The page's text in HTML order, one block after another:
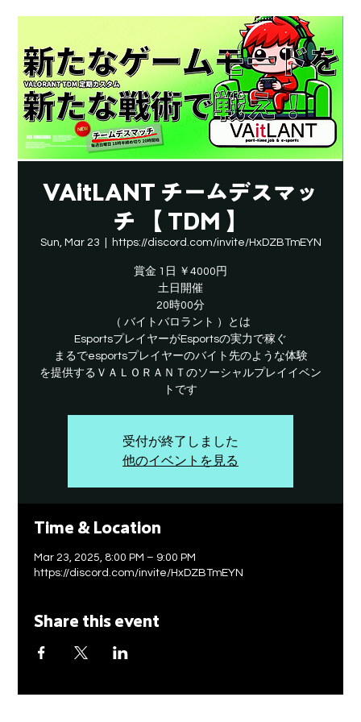
VAitLANT チームデスマッ
チ 【 TDM 】
Sun, Mar 23 https://discord.com/invite/HxDZBTmEYN
賞金 1日 ￥4000円
土日開催
20時00分
（ バイトバロラント ）とは
EsportsプレイヤーがEsportsの実力で稼ぐ
​まるでesportsプレイヤーのバイト先のような体験
を提供するＶＡＬＯＲＡＮＴのソーシャルプレイイベン
トです
受付が終了しました
他のイベントを見る
Time & Location
Mar 23, 2025, 8:00 PM – 9:00 PM
https://discord.com/invite/HxDZBTmEYN
Share this event